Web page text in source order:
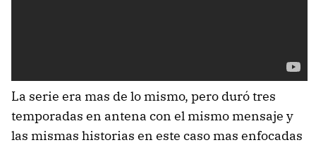
La serie era mas de lo mismo, pero duró tres
temporadas en antena con el mismo mensaje y
las mismas historias en este caso mas enfocadas